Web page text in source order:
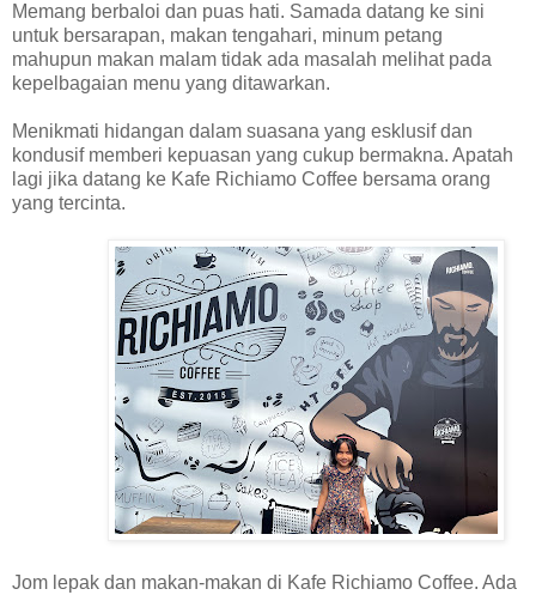
Memang berbaloi dan puas hati. Samada datang ke sini
untuk bersarapan, makan tengahari, minum petang
mahupun makan malam tidak ada masalah melihat pada
kepelbagaian menu yang ditawarkan.
Menikmati hidangan dalam suasana yang esklusif dan
kondusif memberi kepuasan yang cukup bermakna. Apatah
lagi jika datang ke Kafe Richiamo Coffee bersama orang
yang tercinta.
Jom lepak dan makan-makan di Kafe Richiamo Coffee. Ada